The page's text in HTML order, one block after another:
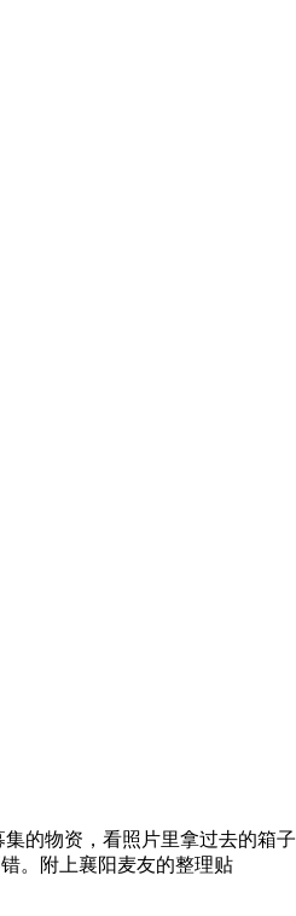
的物资，看照片里拿过去的箱子
。附上襄阳麦友的整理贴